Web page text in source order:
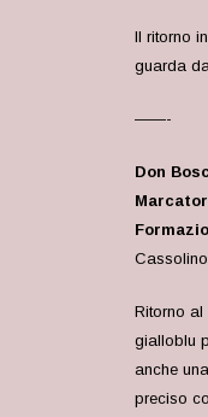
Il ritorno
guarda
——-
Don
Ritorno al
gialloblu
anche
preciso